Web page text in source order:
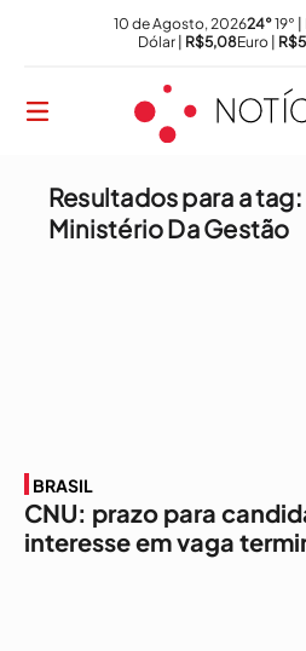
10 de Agosto, 202624°19°
Dólar | R$5,08Euro |
Resultados para a tag:
Ministério Da Gestão
BRASIL
CNU: prazo para
interesse em vaga